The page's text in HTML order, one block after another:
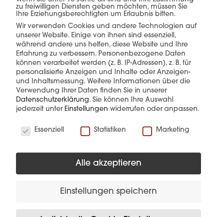
einer Hand.
mehr erfahren
Diese Produkte könnten Sie auch
zu freiwilligen Diensten geben möchten, müssen Sie
Ihre Erziehungsberechtigten um Erlaubnis bitten.
Wir verwenden Cookies und andere Technologien auf
unserer Website. Einige von ihnen sind essenziell,
während andere uns helfen, diese Website und Ihre
Erfahrung zu verbessern. Personenbezogene Daten
können verarbeitet werden (z. B. IP-Adressen), z. B. für
personalisierte Anzeigen und Inhalte oder Anzeigen-
und Inhaltsmessung. Weitere Informationen über die
Verwendung Ihrer Daten finden Sie in unserer
Datenschutzerklärung. Sie können Ihre Auswahl
jederzeit unter Einstellungen widerrufen oder anpassen.
Essenziell
Statistiken Marketing
Alle akzeptieren
Einstellungen speichern